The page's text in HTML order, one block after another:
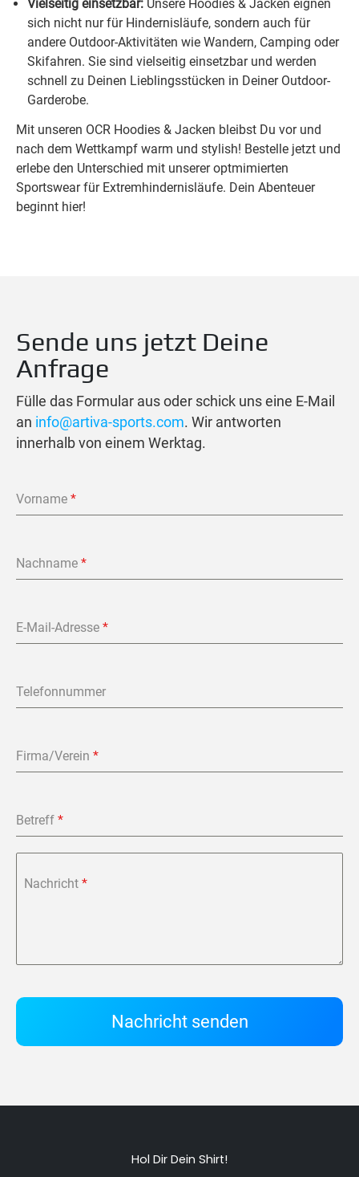
Vielseitig einsetzbar: Unsere Hoodies & Jacken eignen
sich nicht nur für Hindernisläufe, sondern auch für
andere Outdoor-Aktivitäten wie Wandern, Camping oder
Skifahren. Sie sind vielseitig einsetzbar und werden
schnell zu Deinen Lieblingsstücken in Deiner Outdoor-
Garderobe.
Mit unseren OCR Hoodies & Jacken bleibst Du vor und
nach dem Wettkampf warm und stylish! Bestelle jetzt und
erlebe den Unterschied mit unserer optmimierten
Sportswear für Extremhindernisläufe. Dein Abenteuer
beginnt hier!
Sende uns jetzt Deine
Anfrage
Fülle das Formular aus oder schick uns eine E-Mail
an info@artiva-sports.com. Wir antworten
innerhalb von einem Werktag.
Vorname *
Nachname *
E-Mail-Adresse *
Telefonnummer
Firma/Verein *
Betreff *
Nachricht *
Nachricht senden
Hol Dir Dein Shirt!